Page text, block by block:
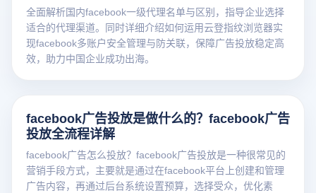
全面解析国内facebook一级代理名单与区别，指导企业选择
适合的代理渠道。同时详细介绍如何运用云登指纹浏览器实
现facebook多账户安全管理与防关联，保障广告投放稳定高
效，助力中国企业成功出海。
facebook广告投放是做什么的？facebook广告
投放全流程详解
facebook广告怎么投放？facebook广告投放是一种很常见的
营销手段方式，主要就是通过在facebook平台上创建和管理
广告内容，再通过后台系统设置预算，选择受众，优化素